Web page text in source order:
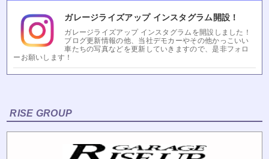
ガレージライズアップ インスタグラム開設！
ガレージライズアップ インスタグラムを開設しました！
ブログ更新情報の他、当社デモカーやその他かっこいい
車たちの写真などを更新していきますので、是非フォロ
ーお願いします！
RISE GROUP